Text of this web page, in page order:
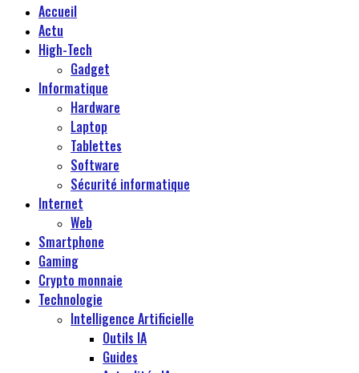
Accueil
Actu
High-Tech
Gadget
Informatique
Hardware
Laptop
Tablettes
Software
Sécurité informatique
Internet
Web
Smartphone
Gaming
Crypto monnaie
Technologie
Intelligence Artificielle
Outils IA
Guides